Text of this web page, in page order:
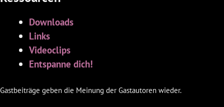
Downloads
Links
Videoclips
Entspanne dich!
Gastbeiträge geben die Meinung der Gastautoren wieder.